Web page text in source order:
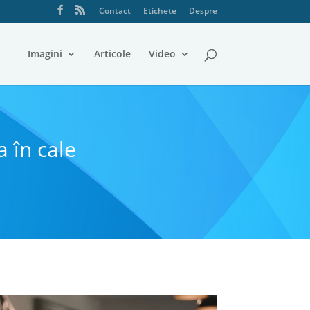
Contact Etichete Despre
Imagini Articole Video
în cale